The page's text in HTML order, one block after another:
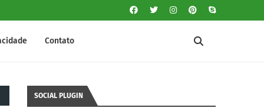
Contato
SOCIAL PLUGIN